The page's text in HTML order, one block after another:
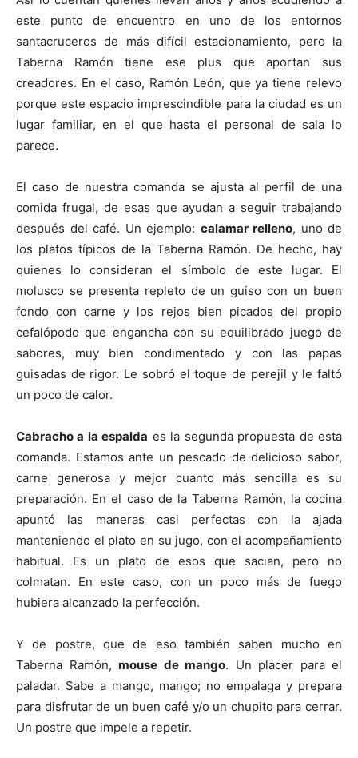
este punto de encuentro en uno de los entornos
santacruceros de más difícil estacionamiento, pero la
Taberna Ramón tiene ese plus que aportan sus
creadores. En el caso, Ramón León, que ya tiene relevo
porque este espacio imprescindible para la ciudad es un
lugar familiar, en el que hasta el personal de sala lo
parece.
El caso de nuestra comanda se ajusta al perfil de una
comida frugal, de esas que ayudan a seguir trabajando
después del café. Un ejemplo: calamar relleno, uno de
los platos típicos de la Taberna Ramón. De hecho, hay
quienes lo consideran el símbolo de este lugar. El
molusco se presenta repleto de un guiso con un buen
fondo con carne y los rejos bien picados del propio
cefalópodo que engancha con su equilibrado juego de
sabores, muy bien condimentado y con las papas
guisadas de rigor. Le sobró el toque de perejil y le faltó
un poco de calor.
Cabracho a la espalda es la segunda propuesta de esta
comanda. Estamos ante un pescado de delicioso sabor,
carne generosa y mejor cuanto más sencilla es su
preparación. En el caso de la Taberna Ramón, la cocina
apuntó las maneras casi perfectas con la ajada
manteniendo el plato en su jugo, con el acompañamiento
habitual. Es un plato de esos que sacian, pero no
colmatan. En este caso, con un poco más de fuego
hubiera alcanzado la perfección.
Y de postre, que de eso también saben mucho en
Taberna Ramón, mouse de mango. Un placer para el
paladar. Sabe a mango, mango; no empalaga y prepara
para disfrutar de un buen café y/o un chupito para cerrar.
Un postre que impele a repetir.